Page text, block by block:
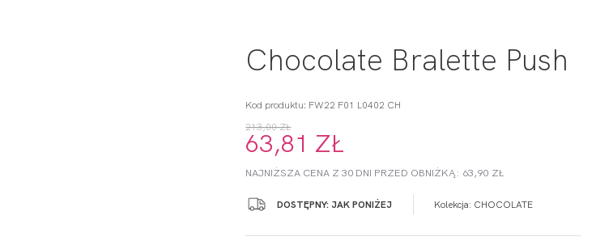
Chocolate Bralette Push
Kod produktu: FW22 F01 L0402 CH
213,00 ZŁ
63,81 ZŁ
NAJNIŻSZA CENA Z 30 DNI PRZED OBNIŻKĄ: 63,90 ZŁ
DOSTĘPNY: JAK PONIŻEJ Kolekcja: CHOCOLATE